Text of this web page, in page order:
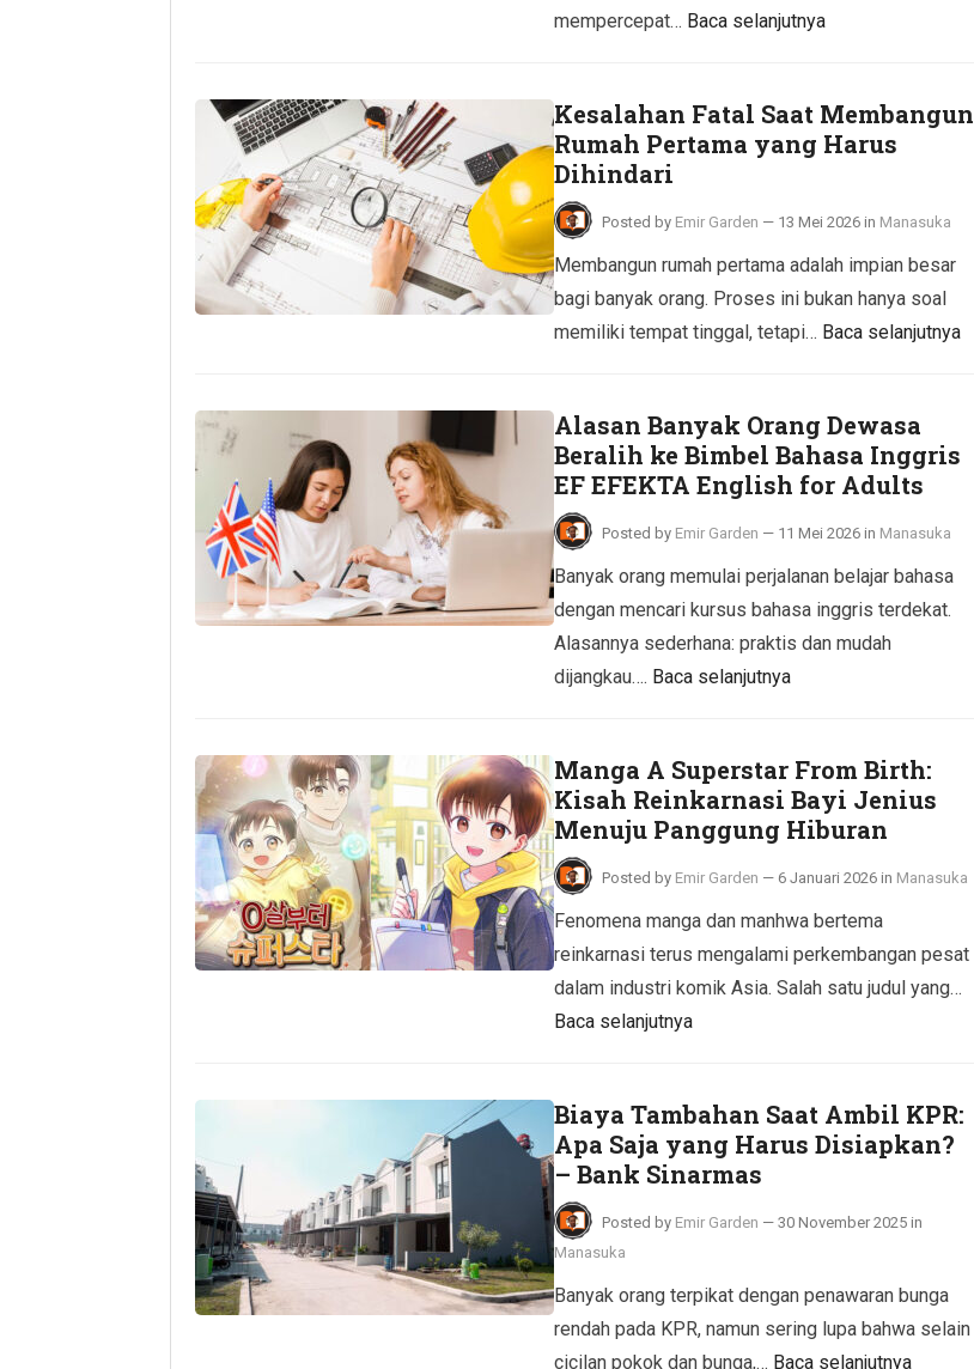
mempercepat… Baca selanjutnya
Kesalahan Fatal Saat Membangun
Rumah Pertama yang Harus
Dihindari
Posted by Emir Garden — 13 Mei 2026 in Manasuka
Membangun rumah pertama adalah impian besar
bagi banyak orang. Proses ini bukan hanya soal
memiliki tempat tinggal, tetapi… Baca selanjutnya
Alasan Banyak Orang Dewasa
Beralih ke Bimbel Bahasa Inggris
EF EFEKTA English for Adults
Posted by Emir Garden — 11 Mei 2026 in Manasuka
Banyak orang memulai perjalanan belajar bahasa
dengan mencari kursus bahasa inggris terdekat.
Alasannya sederhana: praktis dan mudah
dijangkau…. Baca selanjutnya
Manga A Superstar From Birth:
Kisah Reinkarnasi Bayi Jenius
Menuju Panggung Hiburan
Posted by Emir Garden — 6 Januari 2026 in Manasuka
Fenomena manga dan manhwa bertema
reinkarnasi terus mengalami perkembangan pesat
dalam industri komik Asia. Salah satu judul yang…
Baca selanjutnya
Biaya Tambahan Saat Ambil KPR:
Apa Saja yang Harus Disiapkan?
– Bank Sinarmas
Posted by Emir Garden — 30 November 2025 in
Manasuka
Banyak orang terpikat dengan penawaran bunga
rendah pada KPR, namun sering lupa bahwa selain
cicilan pokok dan bunga,… Baca selanjutnya